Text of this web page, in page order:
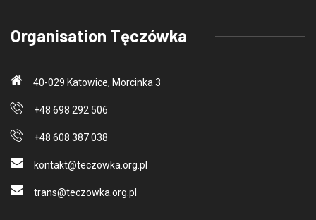
Organisation Tęczówka
40-029 Katowice, Morcinka 3
+48 698 292 506
+48 608 387 038
kontakt@teczowka.org.pl
trans@teczowka.org.pl